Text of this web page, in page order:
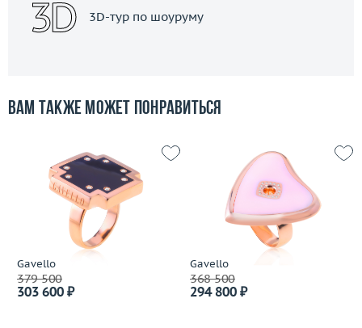
3D-тур по шоуруму
Вам также может понравиться
Gavello
379 500
303 600 ₽
Gavello
368 500
294 800 ₽